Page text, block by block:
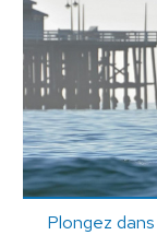
Plongez